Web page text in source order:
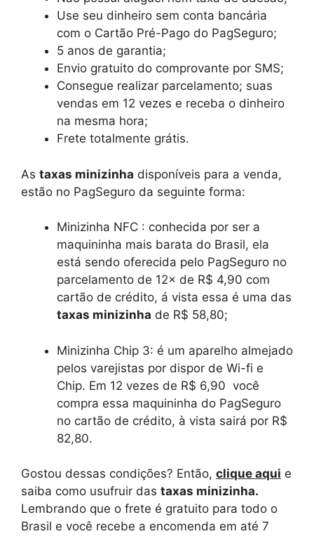
Use seu dinheiro sem conta bancária
com o Cartão Pré-Pago do PagSeguro;
5 anos de garantia;
Envio gratuito do comprovante por SMS;
Consegue realizar parcelamento; suas
vendas em 12 vezes e receba o dinheiro
na mesma hora;
Frete totalmente grátis.
As taxas minizinha disponíveis para a venda,
estão no PagSeguro da seguinte forma:
Minizinha NFC : conhecida por ser a
maquininha mais barata do Brasil, ela
está sendo oferecida pelo PagSeguro no
parcelamento de 12× de R$ 4,90 com
cartão de crédito, á vista essa é uma das
taxas minizinha de R$ 58,80;
Minizinha Chip 3: é um aparelho almejado
pelos varejistas por dispor de Wi-fi e
Chip. Em 12 vezes de R$ 6,90 você
compra essa maquininha do PagSeguro
no cartão de crédito, à vista sairá por R$
82,80.
Gostou dessas condições? Então, clique aqui e
saiba como usufruir das taxas minizinha.
Lembrando que o frete é gratuito para todo o
Brasil e você recebe a encomenda em até 7